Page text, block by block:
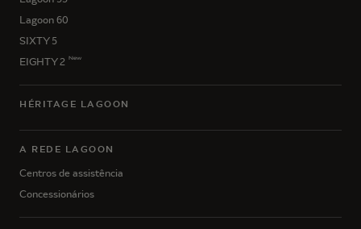
Lagoon 60
SIXTY 5
EIGHTY 2
New
HÉRITAGE LAGOON
A REDE LAGOON
Centros de assistência
Concessionários